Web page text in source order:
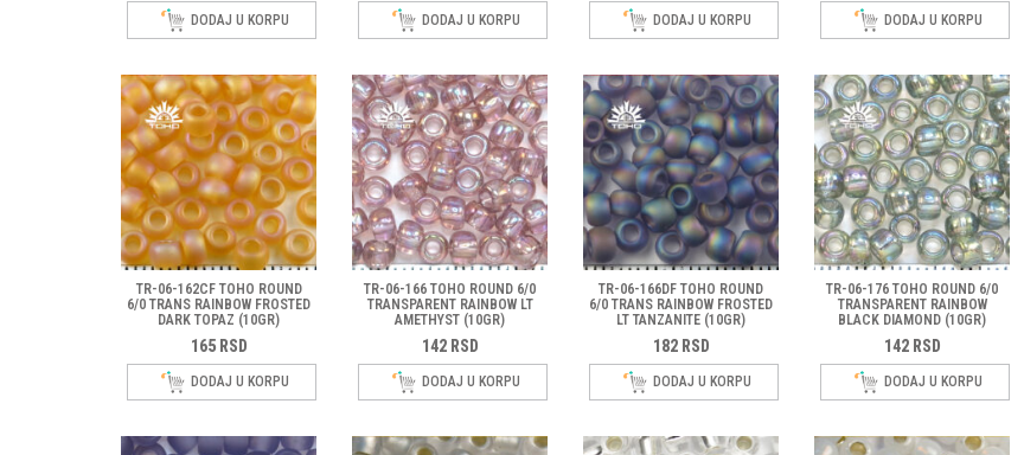
TRIANGLE TOHO
MIX ZRNASTIH PERLICA
DODAJ U KORPU DODAJ U KORPU DODAJ U KORPU DODAJ U KORPU
TR-06-162CF TOHO ROUND
6/0 TRANS RAINBOW FROSTED
DARK TOPAZ (10GR)
165 RSD
DODAJ U KORPU
TR-06-166 TOHO ROUND 6/0
TRANSPARENT RAINBOW LT
AMETHYST (10GR)
142 RSD
DODAJ U KORPU
TR-06-166DF TOHO ROUND
6/0 TRANS RAINBOW FROSTED
LT TANZANITE (10GR)
182 RSD
DODAJ U KORPU
TR-06-176 TOHO ROUND 6/0
TRANSPARENT RAINBOW
BLACK DIAMOND (10GR)
142 RSD
DODAJ U KORPU